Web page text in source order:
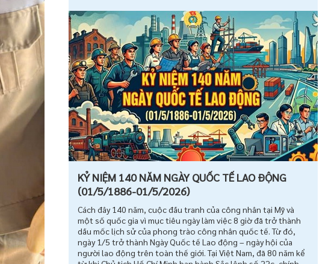
KỶ NIỆM 140 NĂM NGÀY QUỐC TẾ LAO ĐỘNG
(01/5/1886-01/5/2026)
Cách đây 140 năm, cuộc đấu tranh của công nhân tại Mỹ và
một số quốc gia vì mục tiêu ngày làm việc 8 giờ đã trở thành
dấu mốc lịch sử của phong trào công nhân quốc tế. Từ đó,
ngày 1/5 trở thành Ngày Quốc tế Lao động – ngày hội của
người lao động trên toàn thế giới. Tại Việt Nam, đã 80 năm kể